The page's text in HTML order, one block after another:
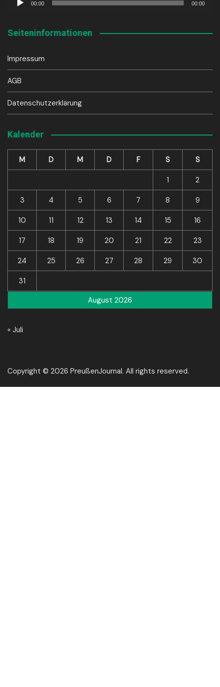
00:00 00:00
Seiteninformationen
Impressum
AGB
Datenschutzerklärung
Kalender
August 2026
M D M D F S S
1 2
3 4 5 6 7 8 9
10 11 12 13 14 15 16
17 18 19 20 21 22 23
24 25 26 27 28 29 30
31
« Juli
Copyright © 2026 PreußenJournal. All rights reserved.